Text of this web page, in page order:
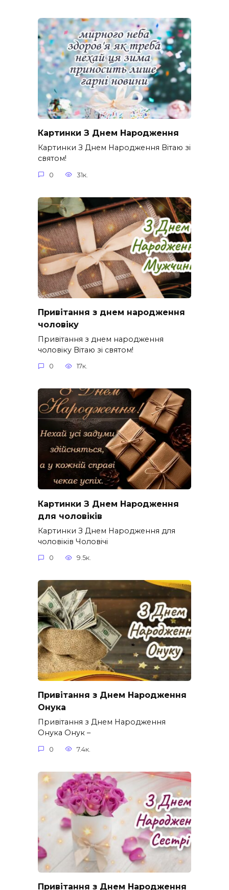
Картинки З Днем Народження
Картинки З Днем Народження Вітаю зі
святом!
0 31к.
Привітання з днем народження
чоловіку
Привітання з днем народження
чоловіку Вітаю зі святом!
0 17к.
Картинки З Днем Народження
для чоловіків​
Картинки З Днем Народження для
чоловіків​ Чоловічі
0 9.5к.
Привітання з Днем Народження
Онука
Привітання з Днем Народження
Онука Онук –
0 7.4к.
Привітання з Днем Народження